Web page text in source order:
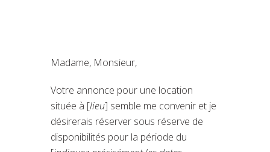
Madame, Monsieur,
Votre annonce pour une location
située à [lieu] semble me convenir et je
désirerais réserver sous réserve de
disponibilités pour la période du